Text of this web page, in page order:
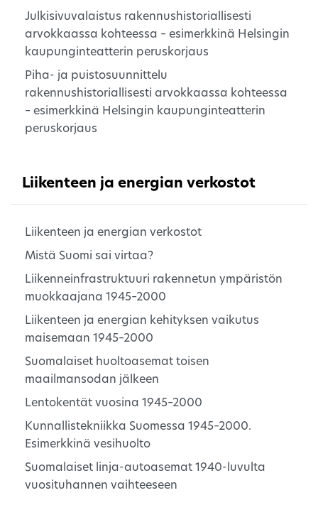
Julkisivuvalaistus rakennushistoriallisesti
arvokkaassa kohteessa – esimerkkinä Helsingin
kaupunginteatterin peruskorjaus
Piha- ja puistosuunnittelu
rakennushistoriallisesti arvokkaassa kohteessa
– esimerkkinä Helsingin kaupunginteatterin
peruskorjaus
Liikenteen ja energian verkostot
Liikenteen ja energian verkostot
Mistä Suomi sai virtaa?
Liikenneinfrastruktuuri rakennetun ympäristön
muokkaajana 1945–2000
Liikenteen ja energian kehityksen vaikutus
maisemaan 1945–2000
Suomalaiset huoltoasemat toisen
maailmansodan jälkeen
Lentokentät vuosina 1945–2000
Kunnallistekniikka Suomessa 1945–2000.
Esimerkkinä vesihuolto
Suomalaiset linja-autoasemat 1940-luvulta
vuosituhannen vaihteeseen